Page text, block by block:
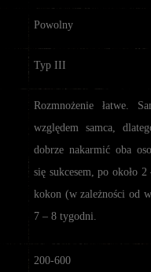
Powolny
Typ III
Rozmnożenie łatwe.
względem samca,
dobrze nakarmić oba
się sukcesem, po około
kokon (w zależności od
7 – 8 tygodni.
200-600